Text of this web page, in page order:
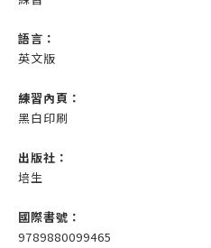
語言：
英文版
練習內頁：
黑白印刷
出版社：
培生
國際書號：
9789880099465